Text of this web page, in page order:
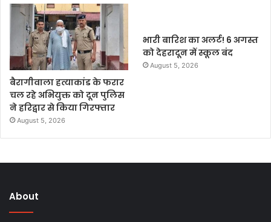
बैरागीवाला हत्याकांड के फरार
चल रहे अभियुक्त को दून पुलिस
ने हरिद्वार से किया गिरफ्तार
August 5, 2026
भारी बारिश का अलर्ट! 6 अगस्त
को देहरादून में स्कूल बंद
August 5, 2026
About